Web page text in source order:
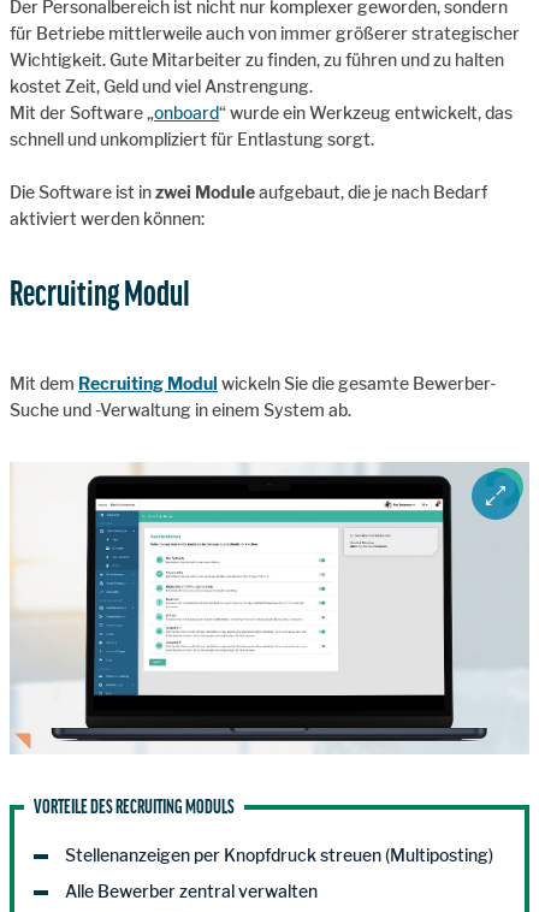
Der Personalbereich ist nicht nur komplexer geworden, sondern
für Betriebe mittlerweile auch von immer größerer strategischer
Wichtigkeit. Gute Mitarbeiter zu finden, zu führen und zu halten
kostet Zeit, Geld und viel Anstrengung.
Mit der Software „onboard“ wurde ein Werkzeug entwickelt, das
schnell und unkompliziert für Entlastung sorgt.
Die Software ist inzwei Moduleaufgebaut, die je nach Bedarf
aktiviert werden können:
Recruiting Modul
Mit dem Recruiting Modul wickeln Sie die gesamte Bewerber-
Suche und -Verwaltung in einem System ab.
ZOOM
VORTEILE DES RECRUITING MODULS
Stellenanzeigen per Knopfdruck streuen (Multiposting)
Alle Bewerber zentral verwalten